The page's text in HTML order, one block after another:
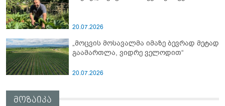
20.07.2026
„მოცვის მოსავალმა იმაზე ბევრად მეტად
გაამართლა, ვიდრე ველოდით“
20.07.2026
მოზაიკა